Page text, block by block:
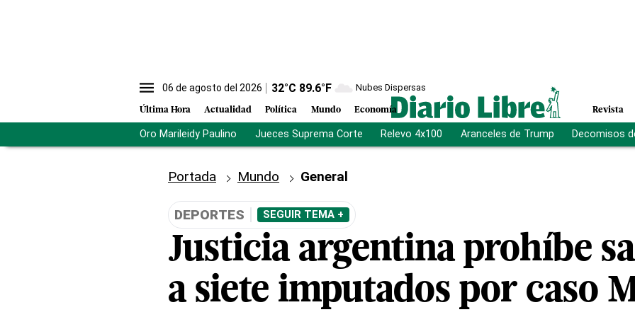
06 de agosto del 2026 32°C 89.6°F Nubes Dispersas
Última Hora Actualidad Política Mundo Economía Revista
Oro Marileidy Paulino Jueces Suprema Corte Relevo 4x100 Aranceles de Trump Decomisos
Portada Mundo General
DEPORTES SEGUIR TEMA +
Justicia argentina prohíbe
a siete imputados por caso